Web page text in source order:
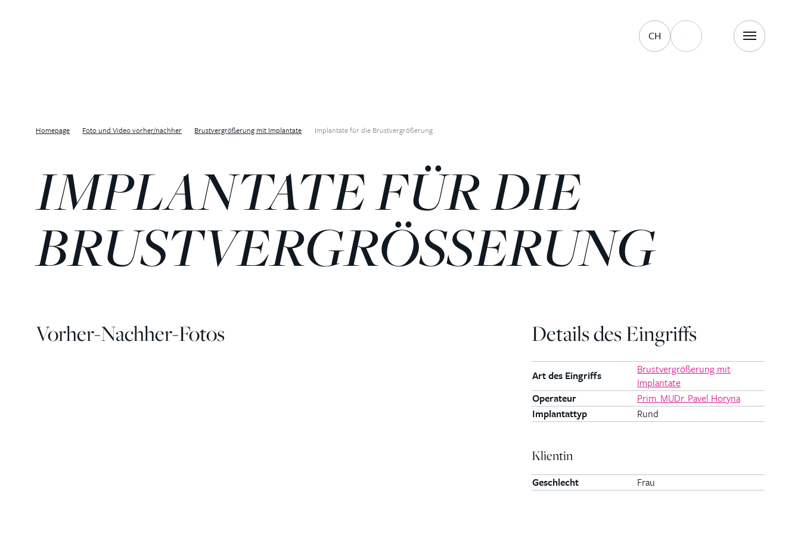
CH
Homepage Foto und Video vorher/nachher Brustvergrößerung mit Implantate Implantate für die Brustvergrößerung
IMPLANTATE FÜR DIE
BRUSTVERGRÖSSERUNG
Vorher-Nachher-Fotos Details des Eingriffs
Art des Eingriffs
Brustvergrößerung mit
Implantate
Operateur
Prim. MUDr. Pavel Horyna
Implantattyp
Rund
Klientin
Geschlecht Frau